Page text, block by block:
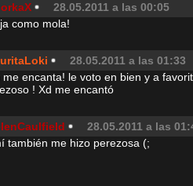
28.05.2011 a las 00:05
como mola!
28.05.2011 a las 01:33
me encanta! le voto en bien y a
! Xd me encantó
28.05.2011 a las
también me hizo perezosa (;